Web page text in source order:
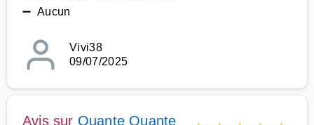
➖ Aucun
Vivi38
09/07/2025
Avis sur Quante Quante